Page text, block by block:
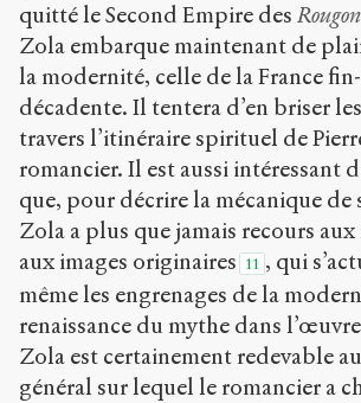
quitté le Second Empire des
Zola embarque maintenant de
la modernité, celle de la France
décadente. Il tentera d’en briser
travers l’itinéraire spirituel de
romancier. Il est aussi intéressant
que, pour décrire la mécanique de
Zola a plus que jamais recours
aux images originaires 11 , qui
même les engrenages de la
renaissance du mythe dans
Zola est certainement redevable
général sur lequel le romancier a